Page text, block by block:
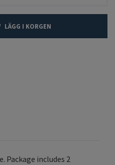
LÄGG I KORGEN
Package includes 2